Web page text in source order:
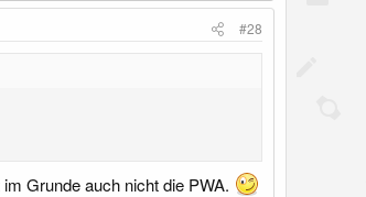
#28
Grunde auch nicht die PWA.